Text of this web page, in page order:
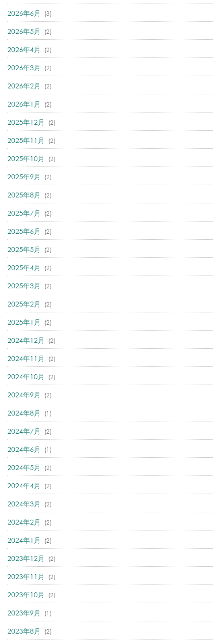
2026年6月 (3)
2026年5月 (2)
2026年4月 (2)
2026年3月 (2)
2026年2月 (2)
2026年1月 (2)
2025年12月 (2)
2025年11月 (2)
2025年10月 (2)
2025年9月 (2)
2025年8月 (2)
2025年7月 (2)
2025年6月 (2)
2025年5月 (2)
2025年4月 (2)
2025年3月 (2)
2025年2月 (2)
2025年1月 (2)
2024年12月 (2)
2024年11月 (2)
2024年10月 (2)
2024年9月 (2)
2024年8月 (1)
2024年7月 (2)
2024年6月 (1)
2024年5月 (2)
2024年4月 (2)
2024年3月 (2)
2024年2月 (2)
2024年1月 (2)
2023年12月 (2)
2023年11月 (2)
2023年10月 (2)
2023年9月 (1)
2023年8月 (2)